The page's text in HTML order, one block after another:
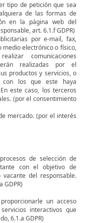
tipo de petición que sea
de las formas de
en la página web del
art. 6.1.f GDPR)
por e-mail, fax,
medio electrónico o físico,
comunicaciones
realizadas por el
productos y servicios, o
con los que este haya
este caso, los terceros
(por el consentimiento
mercado. (por el interés
de selección de
con el objetivo de
del responsable.
GDPR)
un acceso
interactivos que
6.1.a GDPR)